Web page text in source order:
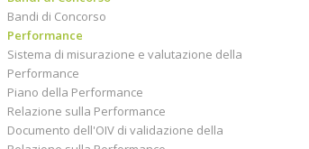
Bandi di Concorso
Performance
Sistema di misurazione e valutazione della
Performance
Piano della Performance
Relazione sulla Performance
Documento dell'OIV di validazione della